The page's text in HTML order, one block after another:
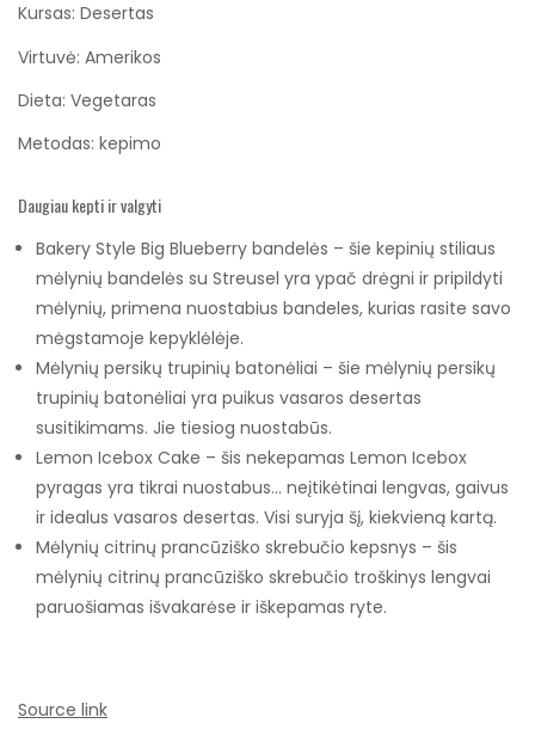
Kursas: Desertas
Virtuvė: Amerikos
Dieta: Vegetaras
Metodas: kepimo
Daugiau kepti ir valgyti
Bakery Style Big Blueberry bandelės – šie kepinių stiliaus
mėlynių bandelės su Streusel yra ypač drėgni ir pripildyti
mėlynių, primena nuostabius bandeles, kurias rasite savo
mėgstamoje kepyklėlėje.
Mėlynių persikų trupinių batonėliai – šie mėlynių persikų
trupinių batonėliai yra puikus vasaros desertas
susitikimams. Jie tiesiog nuostabūs.
Lemon Icebox Cake – šis nekepamas Lemon Icebox
pyragas yra tikrai nuostabus… neįtikėtinai lengvas, gaivus
ir idealus vasaros desertas. Visi suryja šį, kiekvieną kartą.
Mėlynių citrinų prancūziško skrebučio kepsnys – šis
mėlynių citrinų prancūziško skrebučio troškinys lengvai
paruošiamas išvakarėse ir iškepamas ryte.
Source link